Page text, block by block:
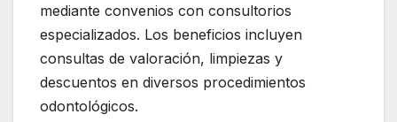
mediante convenios con consultorios
especializados. Los beneficios incluyen
consultas de valoración, limpiezas y
descuentos en diversos procedimientos
odontológicos.